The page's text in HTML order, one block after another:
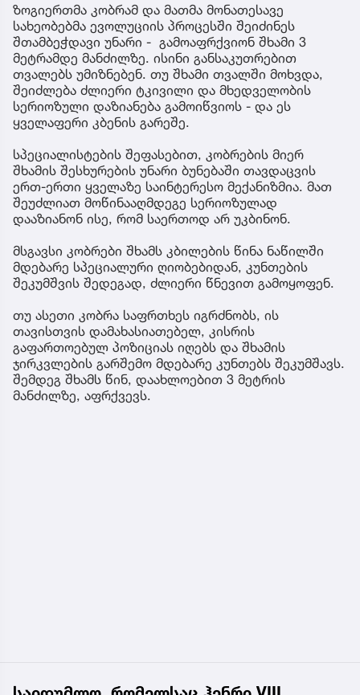
ზოგიერთმა კობრამ და მათმა მონათესავე
სახეობებმა ევოლუციის პროცესში შეიძინეს
შთამბეჭდავი უნარი - გამოაფრქვიონ შხამი 3
მეტრამდე მანძილზე. ისინი განსაკუთრებით
თვალებს უმიზნებენ. თუ შხამი თვალში მოხვდა,
შეიძლება ძლიერი ტკივილი და მხედველობის
სერიოზული დაზიანება გამოიწვიოს - და ეს
ყველაფერი კბენის გარეშე.
სპეციალისტების შეფასებით, კობრების მიერ
შხამის შესხურების უნარი ბუნებაში თავდაცვის
ერთ-ერთი ყველაზე საინტერესო მექანიზმია. მათ
შეუძლიათ მოწინააღმდეგე სერიოზულად
დააზიანონ ისე, რომ საერთოდ არ უკბინონ.
მსგავსი კობრები შხამს კბილების წინა ნაწილში
მდებარე სპეციალური ღიობებიდან, კუნთების
შეკუმშვის შედეგად, ძლიერი წნევით გამოყოფენ.
თუ ასეთი კობრა საფრთხეს იგრძნობს, ის
თავისთვის დამახასიათებელ, კისრის
გაფართოებულ პოზიციას იღებს და შხამის
ჯირკვლების გარშემო მდებარე კუნთებს შეკუმშავს.
შემდეგ შხამს წინ, დაახლოებით 3 მეტრის
მანძილზე, აფრქვევს.